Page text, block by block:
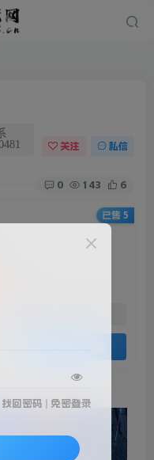
关注 私信
0 143 6
已售 5
找回密码 免密登录